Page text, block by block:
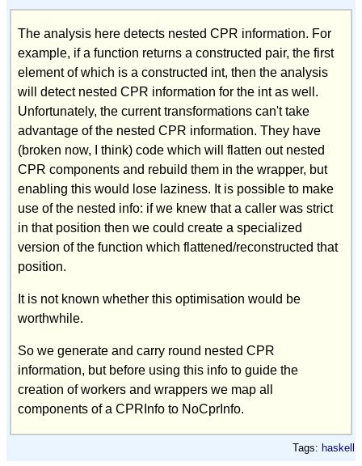
The analysis here detects nested CPR information. For
example, if a function returns a constructed pair, the first
element of which is a constructed int, then the analysis
will detect nested CPR information for the int as well.
Unfortunately, the current transformations can't take
advantage of the nested CPR information. They have
(broken now, I think) code which will flatten out nested
CPR components and rebuild them in the wrapper, but
enabling this would lose laziness. It is possible to make
use of the nested info: if we knew that a caller was strict
in that position then we could create a specialized
version of the function which flattened/reconstructed that
position.
It is not known whether this optimisation would be
worthwhile.
So we generate and carry round nested CPR
information, but before using this info to guide the
creation of workers and wrappers we map all
components of a CPRInfo to NoCprInfo.
Tags: haskell